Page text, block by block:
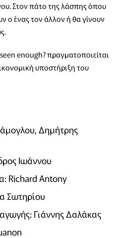
Στον πάτο της λάσπης όπου
ο ένας τον άλλον ή θα γίνουν
enough? πραγματοποιείται
υποστήριξη του
Δημήτρης
Ιωάννου
Richard Antony
Σωτηρίου
Γιάννης Δαλάκας